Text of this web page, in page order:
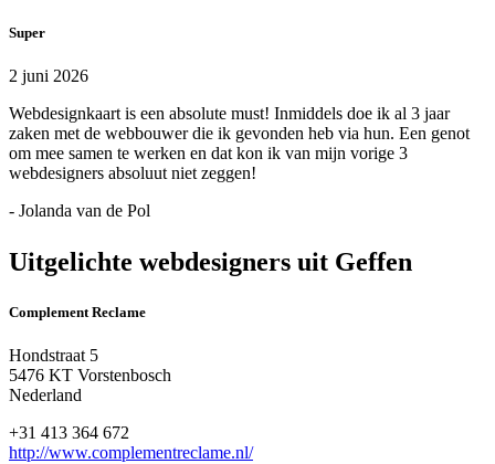
Super
2 juni 2026
Webdesignkaart is een absolute must! Inmiddels doe ik al 3 jaar
zaken met de webbouwer die ik gevonden heb via hun. Een genot
om mee samen te werken en dat kon ik van mijn vorige 3
webdesigners absoluut niet zeggen!
- Jolanda van de Pol
Uitgelichte webdesigners uit Geffen
Complement Reclame
Hondstraat 5
5476 KT Vorstenbosch
Nederland
+31 413 364 672
http://www.complementreclame.nl/